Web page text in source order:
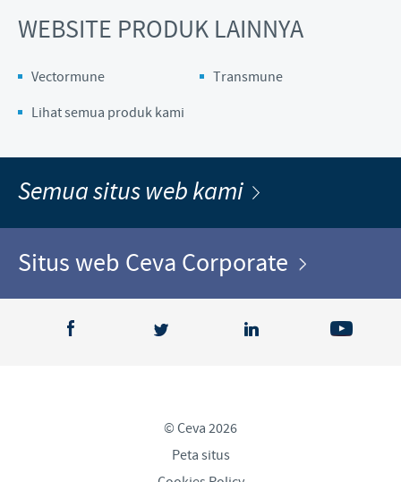
WEBSITE PRODUK LAINNYA
Vectormune
Transmune
Lihat semua produk kami
Semua situs web kami
Situs web Ceva Corporate
© Ceva 2026
Peta situs